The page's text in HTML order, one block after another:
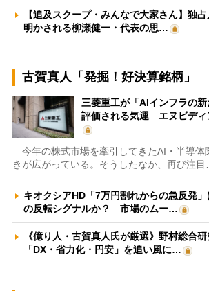
【追及スクープ・みんなで大家さん】独
明かされる柳瀬健一・代表の思…
古賀真人「発掘！好決算銘柄」
三菱重工が「AIインフラの
評価される気運 エヌビデ
今年の株式市場を牽引してきたAI・半導体
きが広がっている。そうしたなか、再び注目…
キオクシアHD「7万円割れからの急反発
の反転シグナルか？ 市場のムー…
《億り人・古賀真人氏が厳選》野村総合
「DX・省力化・円安」を追い風に…